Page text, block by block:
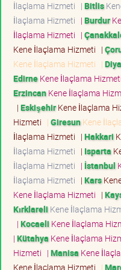
İlaçlama Hizmeti | Bitlis
İlaçlama Hizmeti | Burdur
İlaçlama Hizmeti |
Kene İlaçlama Hizmeti |
Kene İlaçlama Hizmeti |
EdirneKene İlaçlama Hizmeti
ErzincanKene İlaçlama
| EskişehirKene İlaçlama
Hizmeti | GiresunKene
İlaçlama Hizmeti | Hakkari
İlaçlama Hizmeti | Isparta
İlaçlama Hizmeti | İstanbul
İlaçlama Hizmeti | Kars
Kene İlaçlama Hizmeti |
Kırklareli Kene İlaçlama
| Kocaeli Kene İlaçlama
| Kütahya Kene İlaçlama
Hizmeti | Manisa Kene
Kene İlaçlama Hizmeti |